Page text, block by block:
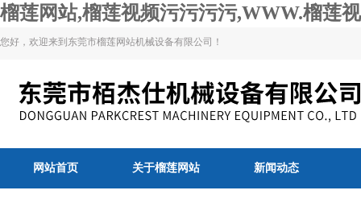
榴莲网站,榴莲视频污污污污,WWW.榴莲
您好，欢迎来到东莞市榴莲网站机械设备有限公司！
网站首页 关于榴莲网站 新闻动态